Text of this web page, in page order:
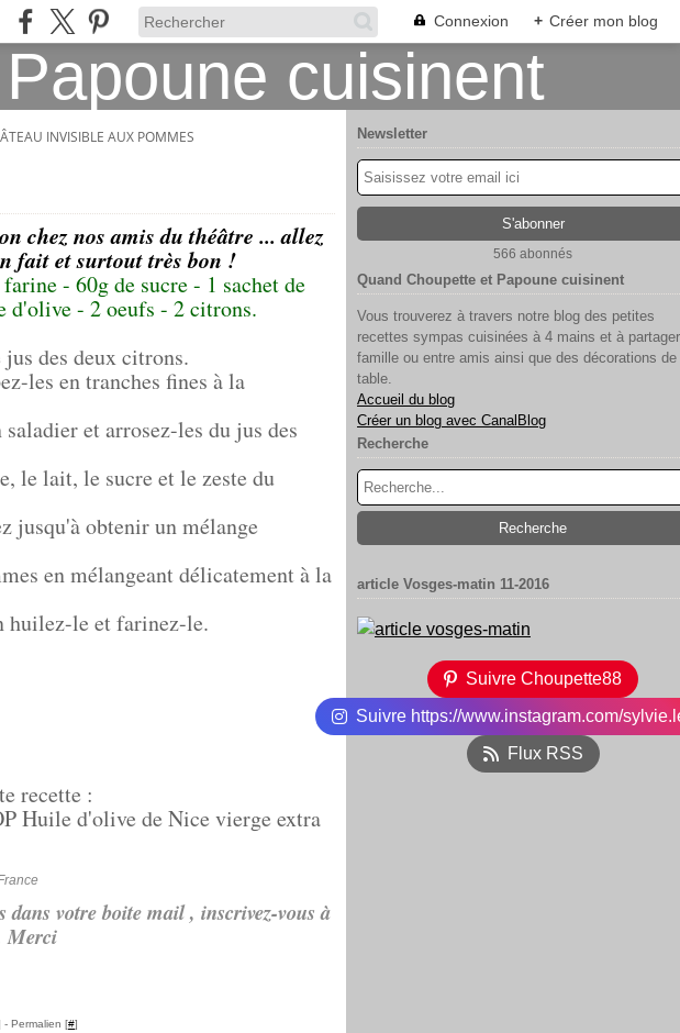
Connexion + Créer mon blog
INVISIBLE AUX POMMES
chez nos amis du théâtre ... allez
fait et surtout très bon !
- 60g de sucre - 1 sachet de
- 2 oeufs - 2 citrons.
des deux citrons.
les en tranches fines à la
et arrosez-les du jus des
le lait, le sucre et le zeste du
jusqu'à obtenir un mélange
en mélangeant délicatement à la
huilez-le et farinez-le.
recette :
Huile d'olive de Nice vierge extra
votre boite mail , inscrivez-vous à
Merci
- Permalien [#]
Newsletter
566 abonnés
Quand Choupette et Papoune cuisinent
Vous trouverez à travers notre blog des petites
recettes sympas cuisinées à 4 mains et à
famille ou entre amis ainsi que des décorations de
table.
Accueil du blog
Créer un blog avec CanalBlog
Recherche
article Vosges-matin 11-2016
Suivre Choupette88
Suivre https://www.instagram.com/
Flux RSS